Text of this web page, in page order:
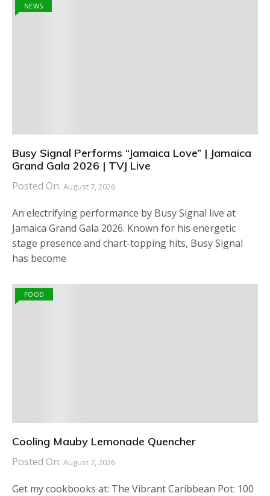
NEWS
Busy Signal Performs “Jamaica Love” | Jamaica
Grand Gala 2026 | TVJ Live
Posted On: August 7, 2026
An electrifying performance by Busy Signal live at
Jamaica Grand Gala 2026. Known for his energetic
stage presence and chart-topping hits, Busy Signal
has become
FOOD
Cooling Mauby Lemonade Quencher
Posted On: August 7, 2026
Get my cookbooks at: The Vibrant Caribbean Pot: 100